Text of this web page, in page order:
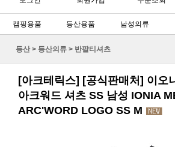
캠핑용품 등산용품 남성의류
등산 > 등산의류 > 반팔티셔츠
[아크테릭스] [공식판매처] 이오
아크워드 셔츠 SS 남성 IONIA
ARC'WORD LOGO SS M